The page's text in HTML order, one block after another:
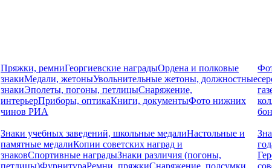
Пряжки, ремниГеоргиевские наградыОрдена и полковые
знакиМедали, жетоныУвольнительные жетоны, должностные
знакиЭполеты, погоны, петлицыСнаряжение,
интерьерПриборы, оптикаКниги, документыФото нижних
чинов РИА
Знаки учебных заведений, школьные медалиНастольные и
памятные медалиКопии советских наград и
знаковСпортивные наградыЗнаки различия (погоны,
петлицы)ФурнитураРемни, пряжкиСнаряжение, подсумки,